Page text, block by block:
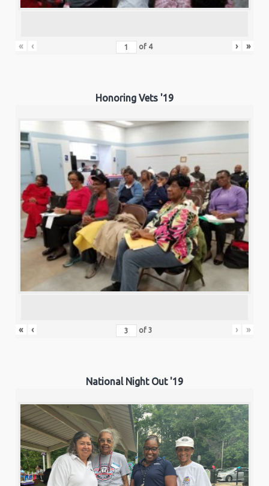
« ‹ of 4 › »
Honoring Vets '19
« ‹ of3 › »
National Night Out '19